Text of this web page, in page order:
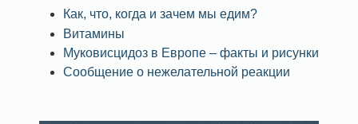
Как, что, когда и зачем мы едим?
Витамины
Муковисцидоз в Европе – факты и рисунки
Сообщение о нежелательной реакции